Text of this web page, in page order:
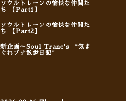
ソウルトレーンの愉快な仲間た
ち 【Part1】
ソウルトレーンの愉快な仲間た
ち 【Part2】
新企画〜Soul Trane's “気ま
ぐれプチ散歩日記”